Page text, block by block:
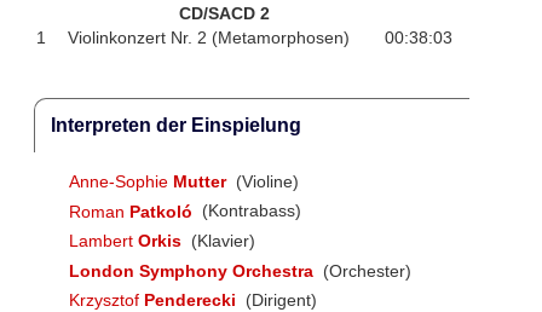
CD/SACD 2
1
Violinkonzert Nr. 2 (Metamorphosen) 00:38:03
Interpreten der Einspielung
Anne-Sophie Mutter (Violine)
Roman Patkoló
(Kontrabass)
Lambert Orkis (Klavier)
London Symphony Orchestra (Orchester)
Krzysztof Penderecki (Dirigent)